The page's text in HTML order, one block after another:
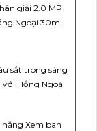
giải 2.0 MP
Ngoại 30m
sắt trong sáng
Hồng Ngoại
Xem ban